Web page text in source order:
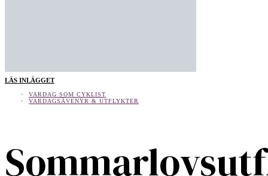
LÄS INLÄGGET
VARDAG SOM CYKLIST
VARDAGSÄVENYR & UTFLYKTER